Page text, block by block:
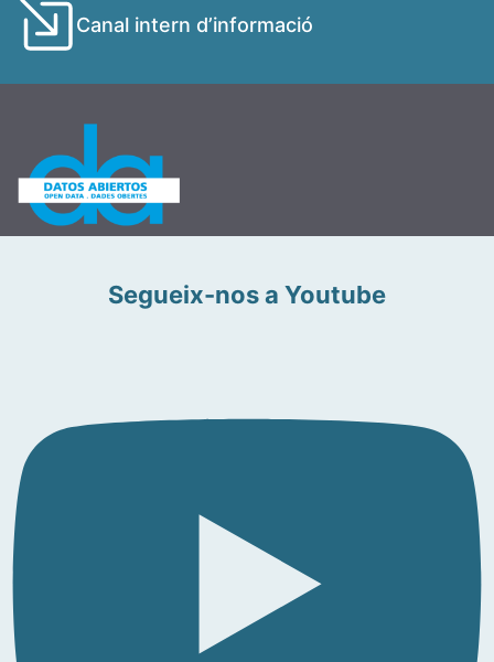
Canal intern d’informació
Segueix-nos a Youtube